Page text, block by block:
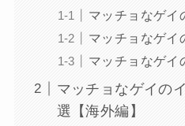
マッチョなゲイ
マッチョなゲイ
マッチョなゲイ
マッチョなゲイの
選【海外編】